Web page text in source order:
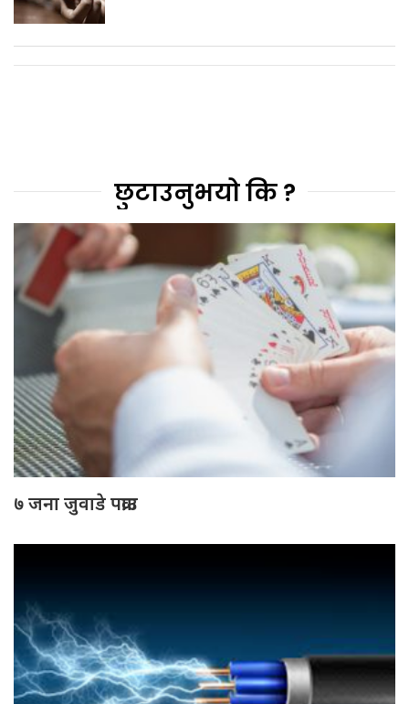
छुटाउनुभयो कि ?
७ जना जुवाडे पक्राउ